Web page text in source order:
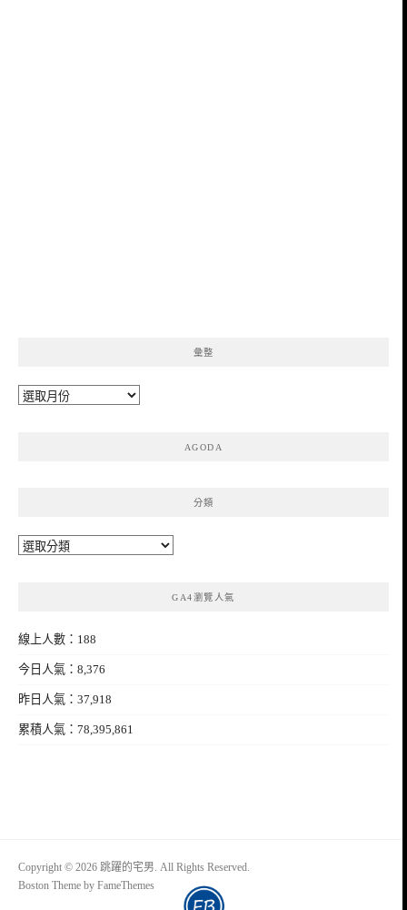
彙整
彙
AGODA
分類
分
GA4瀏覽人氣
線上人數：188
今日人氣：8,376
昨日人氣：37,918
累積人氣：78,395,861
Copyright © 2026 跳躍的宅男. All Rights Reserved.
Boston Theme by FameThemes